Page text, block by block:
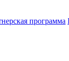
программа